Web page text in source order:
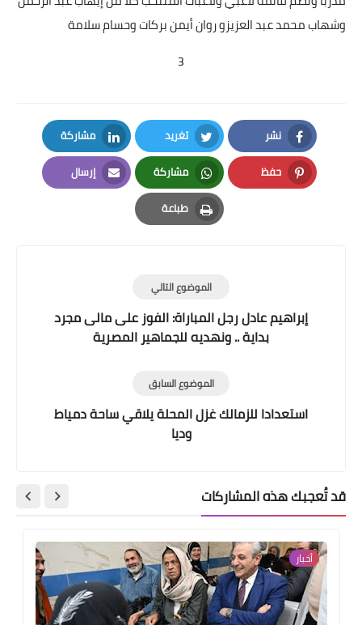
وشهاب محمد عبد العزيزو روان أيمن بركات وحسام سلامة
3
نشر
Facebook
تغريد
Twitter
مشاركة
LinkedIn
حفظ
Pinterest
مشاركة
Whatsapp
إرسال
Email
طباعة
Print
الموضوع التالي
إبراهيم عادل رجل المباراة: الفوز على مالى مجرد
بداية .. ونهديه للجماهير المصرية
الموضوع السابق
استعدادا للزمالك غزل المحلة يلاقي ساحة دمياط
وديا
قد تُعجبك هذه المشاركات
أخبار